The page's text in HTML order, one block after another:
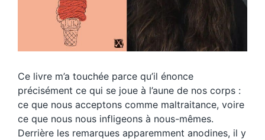
Ce livre m’a touchée parce qu’il énonce
précisément ce qui se joue à l’aune de nos corps :
ce que nous acceptons comme maltraitance, voire
ce que nous nous infligeons à nous-mêmes.
Derrière les remarques apparemment anodines, il y